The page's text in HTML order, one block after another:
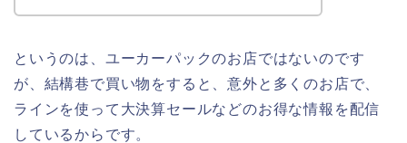
というのは、ユーカーパックのお店ではないのです
が、結構巷で買い物をすると、意外と多くのお店で、
ラインを使って大決算セールなどのお得な情報を配信
しているからです。